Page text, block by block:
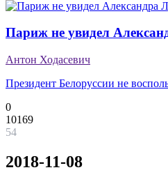
Париж не увидел
Антон Ходасевич
Президент Белоруссии не
0
10169
54
2018-11-08